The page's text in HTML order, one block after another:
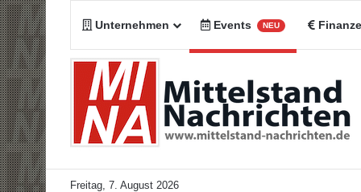
Unternehmen Events NEU
Freitag, 7. August 2026